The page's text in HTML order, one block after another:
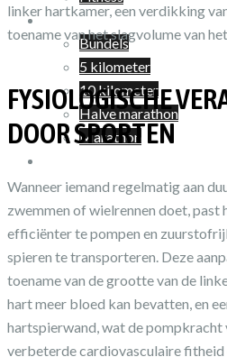
Shop
Bundels
5 kilometer
10 kilometer
Halve marathon
Marathon
linker hartkamer, een verdikking
toename van het slagvolume van
FYSIOLOGISCHE
DOOR SPORTEN
Wanneer iemand regelmatig aan
zwemmen of wielrennen doet, past
efficiënter te pompen en
spieren te transporteren. Deze
toename van de grootte van de
hart meer bloed kan bevatten, en
hartspierwand, wat de
verbeterde cardiovasculaire fitheid